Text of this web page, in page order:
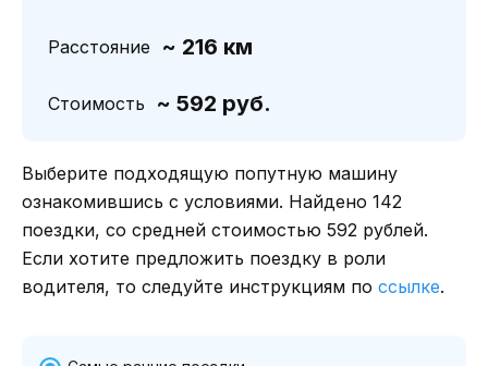
Расстояние ~ 216 км
Стоимость ~ 592 руб.
Выберите подходящую попутную машину
ознакомившись с условиями. Найдено 142
поездки, со средней стоимостью 592 рублей.
Если хотите предложить поездку в роли
водителя, то следуйте инструкциям по ссылке.